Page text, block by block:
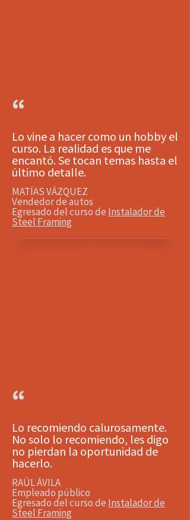
“
Lo vine a hacer como un hobby el
curso. La realidad es que me
encantó. Se tocan temas hasta el
último detalle.
MATÍAS VÁZQUEZ
Vendedor de autos
Egresado del curso de Instalador de
Steel Framing
“
Lo recomiendo calurosamente.
No solo lo recomiendo, les digo
no pierdan la oportunidad de
hacerlo.
RAÚL ÁVILA
Empleado público
Egresado del curso de Instalador de
Steel Framing